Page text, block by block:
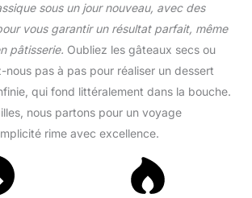
sous un jour nouveau, avec des
vous garantir un résultat parfait, même
pâtisserie. Oubliez les gâteaux secs ou
nous pas à pas pour réaliser un dessert
qui fond littéralement dans la bouche.
nous partons pour un voyage
rime avec excellence.